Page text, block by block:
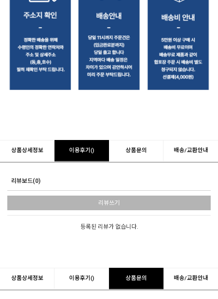
상품상세정보 이용후기() 상품문의 배송/교환안내
리뷰보드(0)
리뷰쓰기
등록된 리뷰가 없습니다.
상품상세정보 이용후기() 상품문의 배송/교환안내